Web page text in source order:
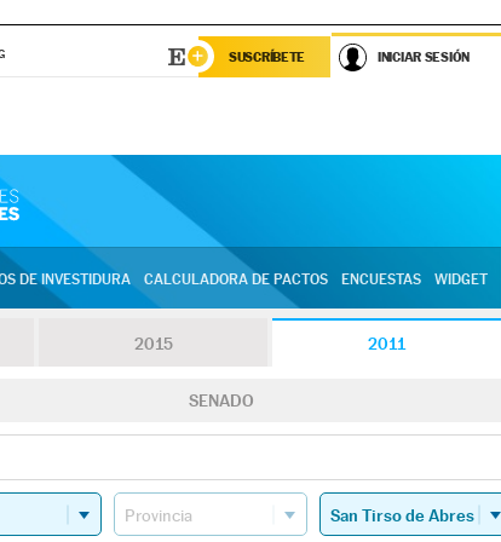
SUSCRÍBETE INICIAR SESIÓN
DE INVESTIDURA CALCULADORA DE PACTOS ENCUESTAS WIDGET
2015 2011
SENADO